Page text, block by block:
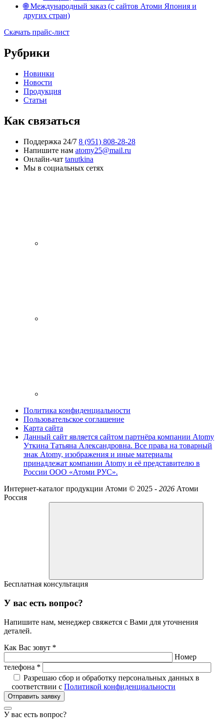
🌐 Международный заказ (с сайтов Атоми Япония и
других стран)
Скачать прайс-лист
Рубрики
Новинки
Новости
Продукция
Статьи
Как связаться
Поддержка 24/7 8 (951) 808-28-28
Напишите нам atomy25@mail.ru
Онлайн-чат tanutkina
Мы в социальных сетях
Политика конфиденциальности
Пользовательское соглашение
Карта сайта
Данный сайт является сайтом партнёра компании Atomy
Уткина Татьяна Александровна. Все права на товарный
знак Atomy, изображения и иные материалы
принадлежат компании Atomy и её представителю в
России ООО «Атоми РУС».
Интернет-каталог продукции Атоми © 2025 - 2026 Атоми
Россия
Бесплатная консультация
У вас есть вопрос?
Напишите нам, менеджер свяжется с Вами для уточнения
деталей.
Как Вас зовут *
Номер
телефона *
Разрешаю сбор и обработку персональных данных в
соответствии с Политикой конфиденциальности
Отправить заявку
У вас есть вопрос?